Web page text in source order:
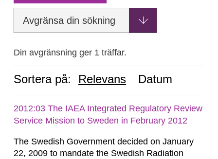
Avgränsa din sökning
Din avgränsning ger 1 träffar.
Sortera på: Relevans Datum
2012:03 The IAEA Integrated Regulatory Review
Service Mission to Sweden in February 2012
The Swedish Government decided on January
22, 2009 to mandate the Swedish Radiation